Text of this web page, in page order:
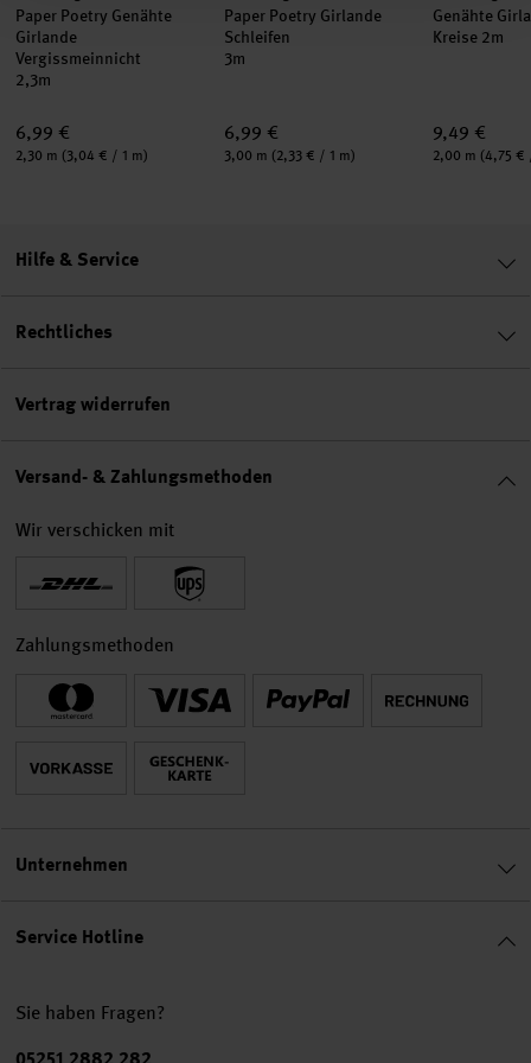
Paper Poetry Genähte
Girlande
Vergissmeinnicht
2,3m
6,99 €
Inhalt:
2,30 m (3,04 € / 1 m)
Paper Poetry Girlande
Schleifen
3m
6,99 €
Inhalt:
3,00 m (2,33 € / 1 m)
Genähte
Kreise 2m
9,49 €
Inhalt:
2,00 m (4,75 €
Service Hotline
Sie haben Fragen?
Telefonnummer
Hilfe & Service
Rechtliches
Vertrag widerrufen
Versand- & Zahlungsmethoden
Wir verschicken mit
Zahlungsmethoden
Unternehmen